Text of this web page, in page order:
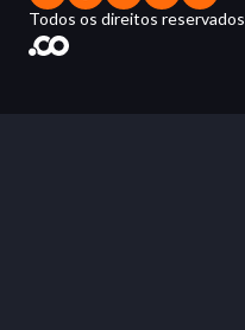
Todos os direitos reservados